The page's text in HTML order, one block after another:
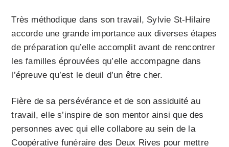
Très méthodique dans son travail, Sylvie St-Hilaire
accorde une grande importance aux diverses étapes
de préparation qu’elle accomplit avant de rencontrer
les familles éprouvées qu’elle accompagne dans
l’épreuve qu’est le deuil d’un être cher.
Fière de sa persévérance et de son assiduité au
travail, elle s’inspire de son mentor ainsi que des
personnes avec qui elle collabore au sein de la
Coopérative funéraire des Deux Rives pour mettre